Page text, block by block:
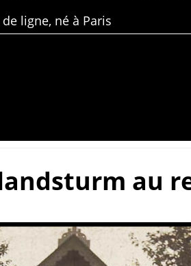
ligne, né à Paris
au